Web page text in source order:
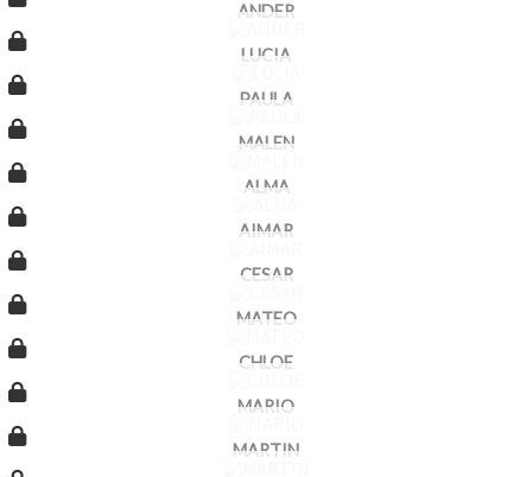
ANDER
LUCIA
PAULA
MALEN
ALMA
AIMAR
CESAR
MATEO
CHLOE
MARIO
MARTIN